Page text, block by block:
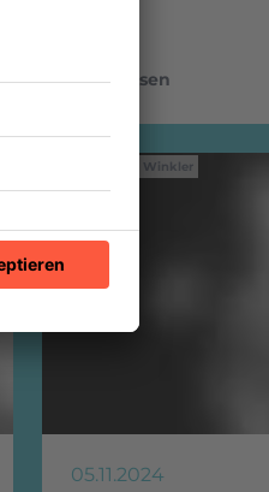
mehr lesen
IMAGO / Ulli Winkler
05.11.2024